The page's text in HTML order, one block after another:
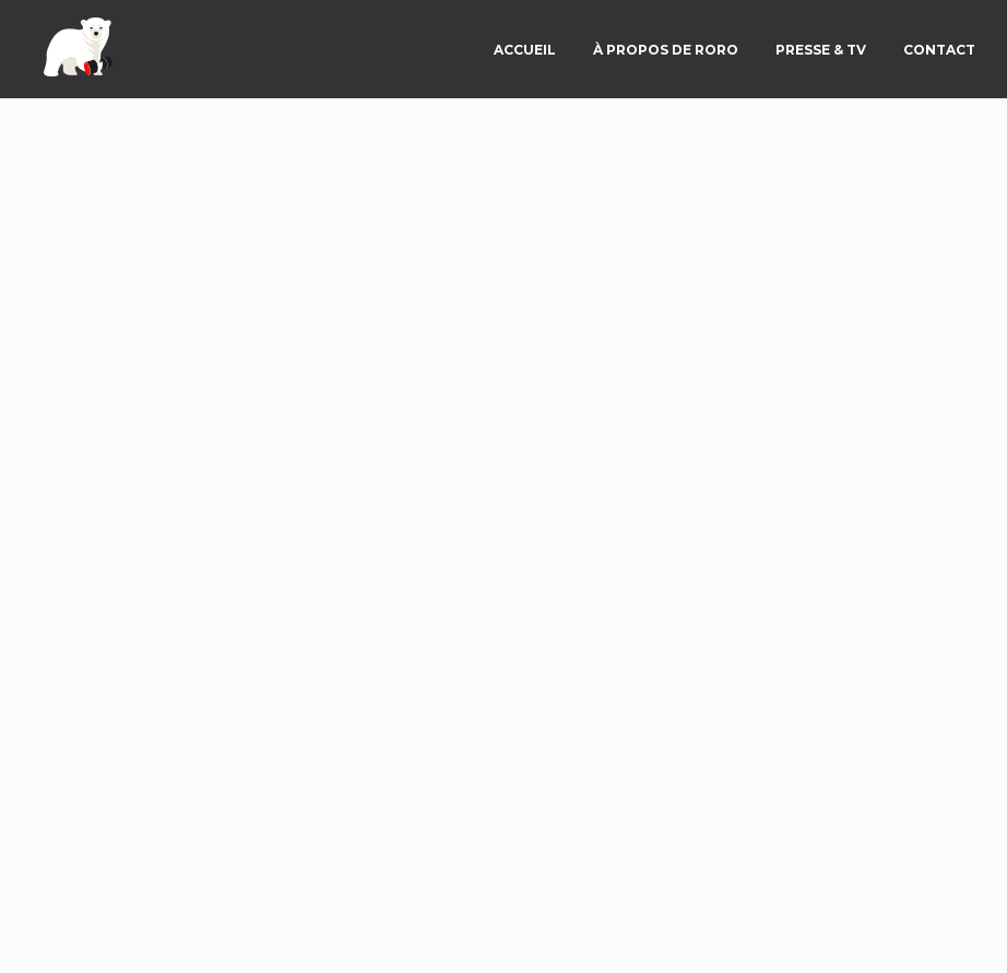
ACCUEIL À PROPOS DE RORO PRESSE & TV CONTACT